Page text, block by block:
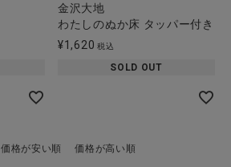
金沢大地
わたしのぬか床 タッパー付き
¥1,620 税込
SOLD OUT
価格が安い順 価格が高い順